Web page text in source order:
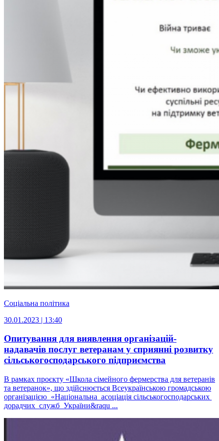
Соціальна політика
30.01.2023 | 13:40
Опитування для виявлення організацій-
надавачів послуг ветеранам у сприянні розвитку
сільськогосподарського підприємства
В рамках проєкту «Школа сімейного фермерства для ветеранів
та ветеранок», що здійснюється Всеукраїнською громадською
організацією «Національна асоціація сільськогосподарських
дорадчих служб України&raqu ...